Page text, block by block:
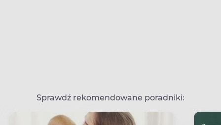
Sprawdź rekomendowane poradniki: